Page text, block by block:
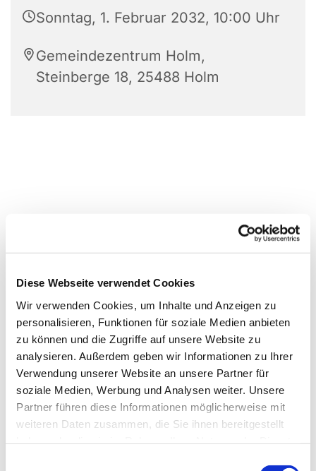
Diese Webseite verwendet Cookies
Wir verwenden Cookies, um Inhalte und Anzeigen zu
personalisieren, Funktionen für soziale Medien anbieten
zu können und die Zugriffe auf unsere Website zu
analysieren. Außerdem geben wir Informationen zu Ihrer
Verwendung unserer Website an unsere Partner für
soziale Medien, Werbung und Analysen weiter. Unsere
Partner führen diese Informationen möglicherweise mit
weiteren Daten zusammen, die Sie ihnen bereitgestellt
Sonntag, 1. Februar 2032, 10:00 Uhr
Gemeindezentrum Holm,
Steinberge 18, 25488 Holm
Dies könnte Sie auch
interessieren